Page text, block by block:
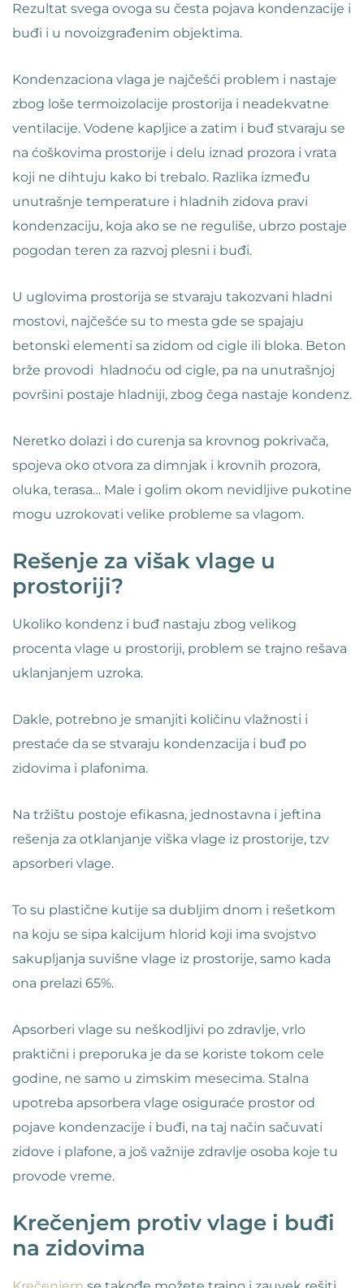
Rezultat svega ovoga su česta pojava kondenzacije i
buđi i u novoizgrađenim objektima.
Kondenzaciona vlaga je najčešći problem i nastaje
zbog loše termoizolacije prostorija i neadekvatne
ventilacije. Vodene kapljice a zatim i buđ stvaraju se
na ćoškovima prostorije i delu iznad prozora i vrata
koji ne dihtuju kako bi trebalo. Razlika između
unutrašnje temperature i hladnih zidova pravi
kondenzaciju, koja ako se ne reguliše, ubrzo postaje
pogodan teren za razvoj plesni i buđi.
U uglovima prostorija se stvaraju takozvani hladni
mostovi, najčešće su to mesta gde se spajaju
betonski elementi sa zidom od cigle ili bloka. Beton
brže provodi hladnoću od cigle, pa na unutrašnjoj
površini postaje hladniji, zbog čega nastaje kondenz.
Neretko dolazi i do curenja sa krovnog pokrivača,
spojeva oko otvora za dimnjak i krovnih prozora,
oluka, terasa… Male i golim okom nevidljive pukotine
mogu uzrokovati velike probleme sa vlagom.
Rešenje za višak vlage u
prostoriji?
Ukoliko kondenz i buđ nastaju zbog velikog
procenta vlage u prostoriji, problem se trajno rešava
uklanjanjem uzroka.
Dakle, potrebno je smanjiti količinu vlažnosti i
prestaće da se stvaraju kondenzacija i buđ po
zidovima i plafonima.
Na tržištu postoje efikasna, jednostavna i jeftina
rešenja za otklanjanje viška vlage iz prostorije, tzv
apsorberi vlage.
To su plastične kutije sa dubljim dnom i rešetkom
na koju se sipa kalcijum hlorid koji ima svojstvo
sakupljanja suvišne vlage iz prostorije, samo kada
ona prelazi 65%.
Apsorberi vlage su neškodljivi po zdravlje, vrlo
praktični i preporuka je da se koriste tokom cele
godine, ne samo u zimskim mesecima. Stalna
upotreba apsorbera vlage osiguraće prostor od
pojave kondenzacije i buđi, na taj način sačuvati
zidove i plafone, a još važnije zdravlje osoba koje tu
provode vreme.
Krečenjem protiv vlage i buđi
na zidovima